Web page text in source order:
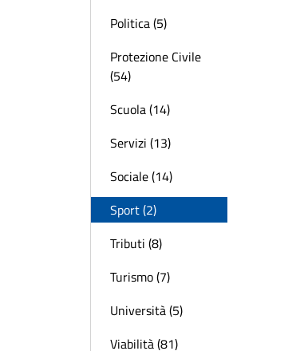
Politica (5)
Protezione Civile
(54)
Scuola (14)
Servizi (13)
Sociale (14)
Sport (2)
Tributi (8)
Turismo (7)
Università (5)
Viabilità (81)